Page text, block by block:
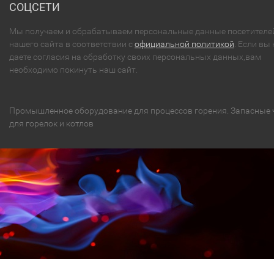
СОЦСЕТИ
Мы получаем и обрабатываем персональные данные
нашего сайта в соответствии софициальной политикой . Если вы
даете согласия на обработку своих персональных данных,вам
необходимо покинуть наш сайт.
Промышленное оборудование для процессов горения. Запасные
для горелок и котлов